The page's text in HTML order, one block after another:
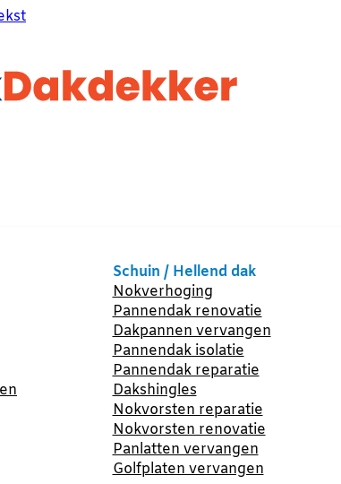
Schuin / Hellend dak
Nokverhoging
Pannendak renovatie
Dakpannen vervangen
Pannendak isolatie
Pannendak reparatie
Dakshingles
Nokvorsten reparatie
Nokvorsten renovatie
Panlatten vervangen
Golfplaten vervangen